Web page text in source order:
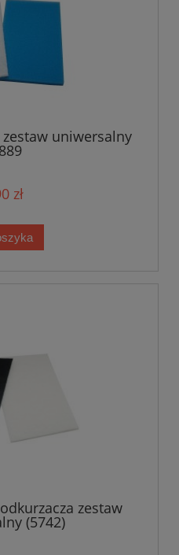
uniwersalny
zł
zestaw
(5742)